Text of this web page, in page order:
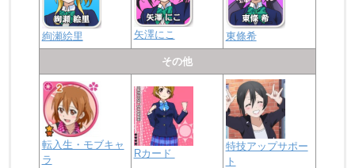
絢瀬絵里 矢澤にこ 東條希
その他
転入生・モブキャ
ラ
Rカード
特技アップサポー
ト